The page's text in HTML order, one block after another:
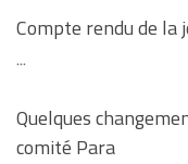
Compte rendu de la
...
Quelques
comité Para